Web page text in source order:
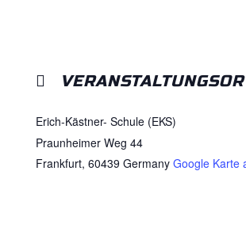
Erich-Kästner- Schule (EKS)
Praunheimer Weg 44
Frankfurt, 60439 Germany Google Karte